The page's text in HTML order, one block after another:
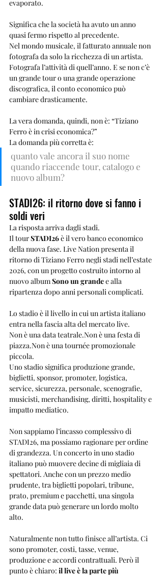
evaporato.
Significa che la società ha avuto un anno
quasi fermo rispetto al precedente.
Nel mondo musicale, il fatturato annuale non
fotografa da solo la ricchezza di un artista.
Fotografa l’attività di quell’anno. E se non c’è
un grande tour o una grande operazione
discografica, il conto economico può
cambiare drasticamente.
La vera domanda, quindi, non è: “Tiziano
Ferro è in crisi economica?”
La domanda più corretta è:
quanto vale ancora il suo nome
quando riaccende tour, catalogo e
nuovo album?
STADI26: il ritorno dove si fanno i
soldi veri
La risposta arriva dagli stadi.
Il tour STADI26 è il vero banco economico
della nuova fase. Live Nation presenta il
ritorno di Tiziano Ferro negli stadi nell’estate
2026, con un progetto costruito intorno al
nuovo album Sono un grande e alla
ripartenza dopo anni personali complicati.
Lo stadio è il livello in cui un artista italiano
entra nella fascia alta del mercato live.
Non è una data teatrale.Non è una festa di
piazza.Non è una tournée promozionale
piccola.
Uno stadio significa produzione grande,
biglietti, sponsor, promoter, logistica,
service, sicurezza, personale, scenografie,
musicisti, merchandising, diritti, hospitality e
impatto mediatico.
Non sappiamo l’incasso complessivo di
STADI26, ma possiamo ragionare per ordine
di grandezza. Un concerto in uno stadio
italiano può muovere decine di migliaia di
spettatori. Anche con un prezzo medio
prudente, tra biglietti popolari, tribune,
prato, premium e pacchetti, una singola
grande data può generare un lordo molto
alto.
Naturalmente non tutto finisce all’artista. Ci
sono promoter, costi, tasse, venue,
produzione e accordi contrattuali. Però il
punto è chiaro: il live è la parte più